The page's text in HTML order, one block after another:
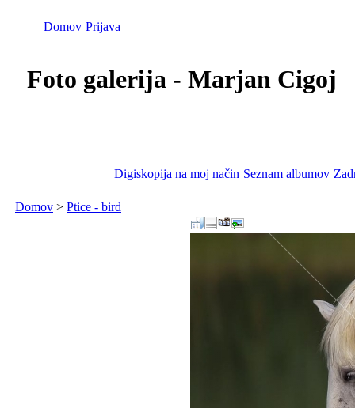
Domov Prijava
Foto galerija - Marjan Cigoj
Digiskopija na moj način Seznam albumov
Domov > Ptice - bird